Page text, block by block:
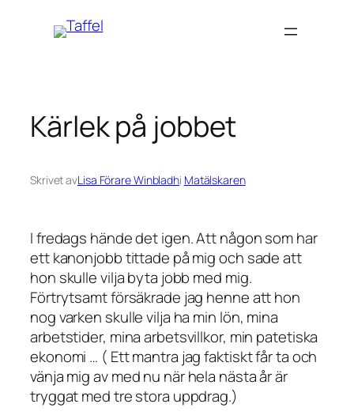
Kärlek på jobbet
Skrivet avLisa Förare Winbladhi Matälskaren
I fredags hände det igen. Att någon som har
ett kanonjobb tittade på mig och sade att
hon skulle vilja byta jobb med mig.
Förtrytsamt försäkrade jag henne att hon
nog varken skulle vilja ha min lön, mina
arbetstider, mina arbetsvillkor, min patetiska
ekonomi … ( Ett mantra jag faktiskt får ta och
vänja mig av med nu när hela nästa år är
tryggat med tre stora uppdrag.)